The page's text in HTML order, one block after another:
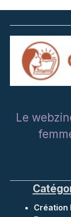
Le
Création